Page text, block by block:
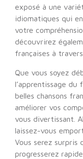
exposé à une
idiomatiques qui
votre
découvrirez
françaises à
Que vous soyez
l’apprentissage
belles chansons
améliorer vos
vous divertissant.
laissez-vous
Vous serez surpris
progresserez